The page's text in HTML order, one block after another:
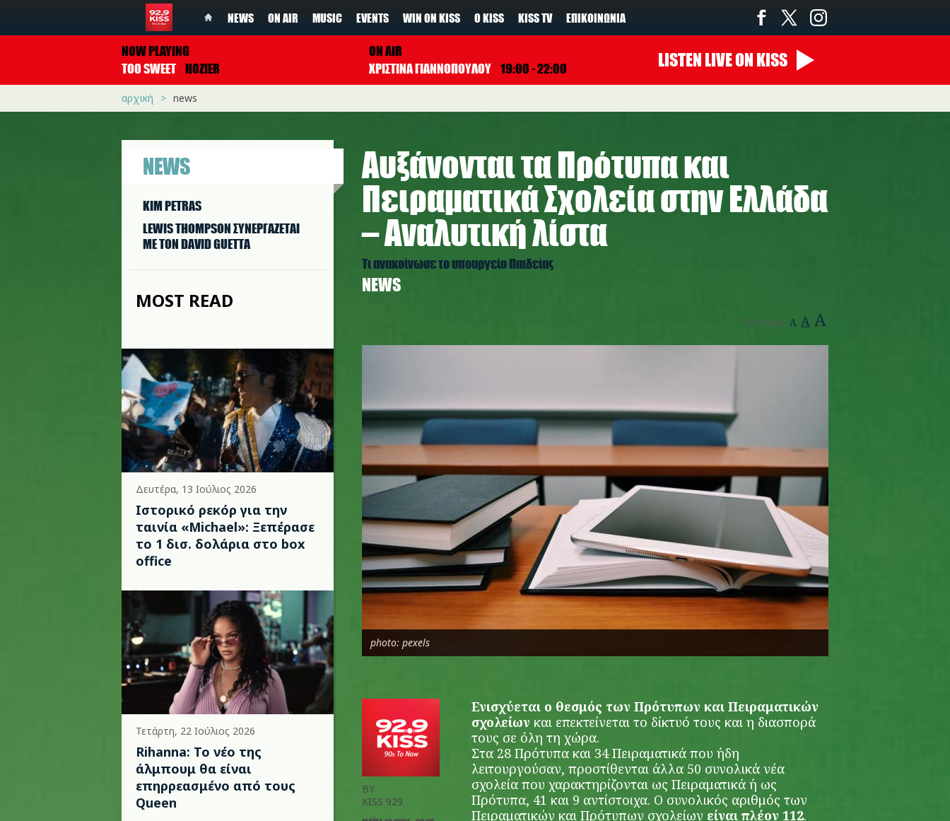
NEWS ON AIR MUSIC EVENTS WIN ON KISS Ο KISS KISS TV ΕΠΙΚΟΙΝΩΝΊΑ
NOW PLAYING
TOO SWEET HOZIER
ON AIR
ΧΡΙΣΤΙΝΑ ΓΙΑΝΝΟΠΟΥΛΟΥ 19:00 - 22:00 LISTEN LIVEON KISS
αρχική news
NEWS
KIM PETRAS
LEWIS THOMPSON ΣΥΝΕΡΓAΖΕΤΑΙ
ΜΕ ΤΟΝ DAVID GUETTA
MOST READ
Δευτέρα, 13 Ιούλιος 2026
Ιστορικό ρεκόρ για την
ταινία «Michael»: Ξεπέρασε
το 1 δισ. δολάρια στο box
office
Τετάρτη, 22 Ιούλιος 2026
Rihanna: Το νέο της
άλμπουμ θα είναι
επηρρεασμένο από τους
Queen
Αυξάνονται τα Πρότυπα και
Πειραματικά Σχολεία στην Ελλάδα
– Αναλυτική λίστα
Τι ανακοίνωσε το υπουργείο Παιδείας
NEWS
Text Size: A A A
school_classroom3_kiss_pexels.jpg
photo: pexels
BY
KISS 929
Ενισχύεται ο θεσμός των Πρότυπων και Πειραματικών
σχολείων και επεκτείνεται το δίκτυό τους και η διασπορά
τους σε όλη τη χώρα.
Στα 28 Πρότυπα και 34 Πειραματικά που ήδη
λειτουργούσαν, προστίθενται άλλα 50 συνολικά νέα
σχολεία που χαρακτηρίζονται ως Πειραματικά ή ως
Πρότυπα, 41 και 9 αντίστοιχα. Ο συνολικός αριθμός των
Πειραματικών και Πρότυπων σχολείων είναι πλέον 112.